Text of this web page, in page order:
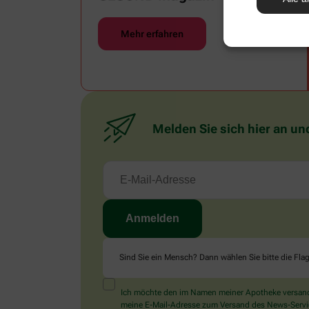
Mehr erfahren
Melden Sie sich hier an
Sind Sie ein Mensch? Dann wählen Sie bitte die
Ich möchte den im Namen meiner Apotheke
meine E-Mail-Adresse zum Versand des News-